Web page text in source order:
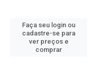
Faça seu login ou
cadastre-se para
ver preços e
comprar